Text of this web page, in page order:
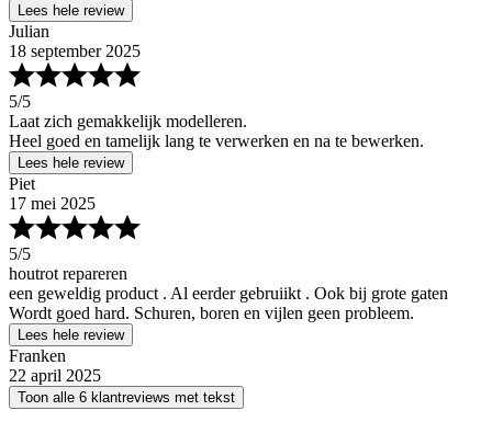
Lees hele review
Julian
18 september 2025
5/5
Laat zich gemakkelijk modelleren.
Heel goed en tamelijk lang te verwerken en na te bewerken.
Lees hele review
Piet
17 mei 2025
5/5
houtrot repareren
een geweldig product . Al eerder gebruiikt . Ook bij grote gaten
Wordt goed hard. Schuren, boren en vijlen geen probleem.
Lees hele review
Franken
22 april 2025
Toon alle 6 klantreviews met tekst